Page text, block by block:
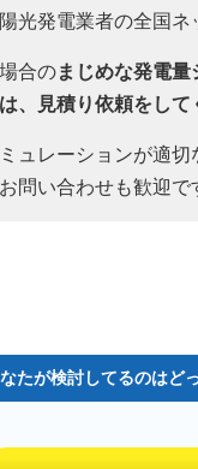
光発電業者の全国ネ
合のまじめな発電
、見積り依頼をして
ュレーションが適
問い合わせも歓迎で